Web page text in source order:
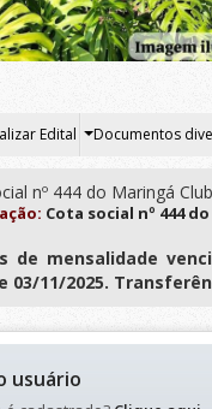
Edital Documentos
nº 444 do Maringá
Cota social nº 444
de mensalidade
03/11/2025.
usuário